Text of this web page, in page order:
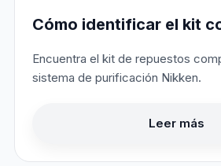
Cómo identificar el kit
Encuentra el kit de repuestos
sistema de purificación Nikken.
Leer más